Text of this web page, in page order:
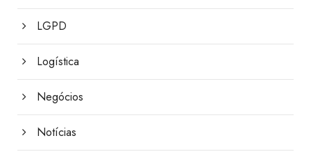
LGPD
Logística
Negócios
Notícias